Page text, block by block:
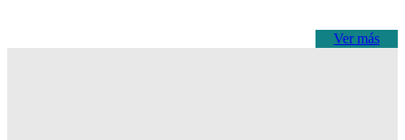
Ver más